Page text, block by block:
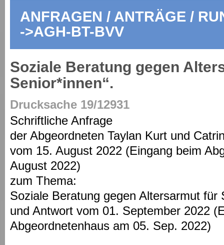
ANFRAGEN / ANTRÄGE /
->AGH-BT-BVV
Soziale Beratung gegen
Senior*innen“.
Drucksache 19/12931
Schriftliche Anfrage
der Abgeordneten Taylan Kurt und
vom 15. August 2022 (Eingang beim
August 2022)
zum Thema:
Soziale Beratung gegen Altersarmut für
und Antwort vom 01. September 2022
Abgeordnetenhaus am 05. Sep. 2022)